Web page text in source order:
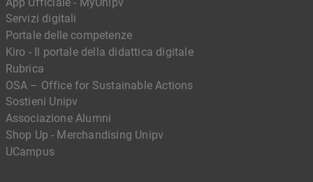
Servizi digitali
Portale delle competenze
Kiro - Il portale della didattica digitale
Rubrica
OSA – Office for Sustainable Actions
Sostieni Unipv
Associazione Alumni
Shop Up - Merchandising Unipv
UCampus